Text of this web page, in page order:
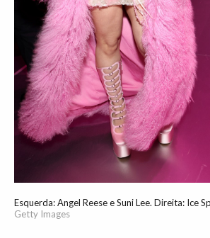
Esquerda: Angel Reese e Suni Lee. Direita: Ice
Getty Images